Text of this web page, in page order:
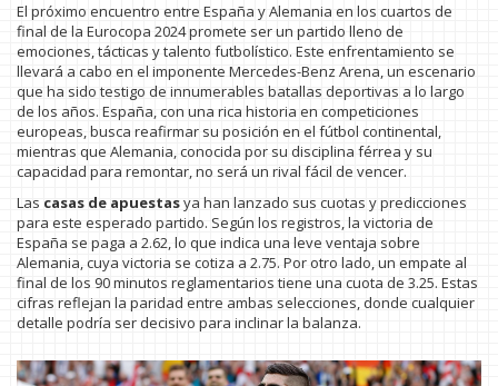
El próximo encuentro entre España y Alemania en los cuartos de
final de la Eurocopa 2024 promete ser un partido lleno de
emociones, tácticas y talento futbolístico. Este enfrentamiento se
llevará a cabo en el imponente Mercedes-Benz Arena, un escenario
que ha sido testigo de innumerables batallas deportivas a lo largo
de los años. España, con una rica historia en competiciones
europeas, busca reafirmar su posición en el fútbol continental,
mientras que Alemania, conocida por su disciplina férrea y su
capacidad para remontar, no será un rival fácil de vencer.
Las casas de apuestasya han lanzado sus cuotas y predicciones
para este esperado partido. Según los registros, la victoria de
España se paga a 2.62, lo que indica una leve ventaja sobre
Alemania, cuya victoria se cotiza a 2.75. Por otro lado, un empate al
final de los 90 minutos reglamentarios tiene una cuota de 3.25. Estas
cifras reflejan la paridad entre ambas selecciones, donde cualquier
detalle podría ser decisivo para inclinar la balanza.